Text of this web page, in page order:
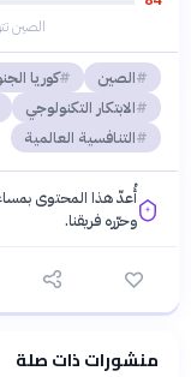
الصين
الصين كوريا
الابتكار التكنولوجي
التنافسية العالمية
أُعدّ هذا المحتوى
وحرّره فريقنا.
فلسفتنا المعرفية· سياسة
منشورات ذات صلة